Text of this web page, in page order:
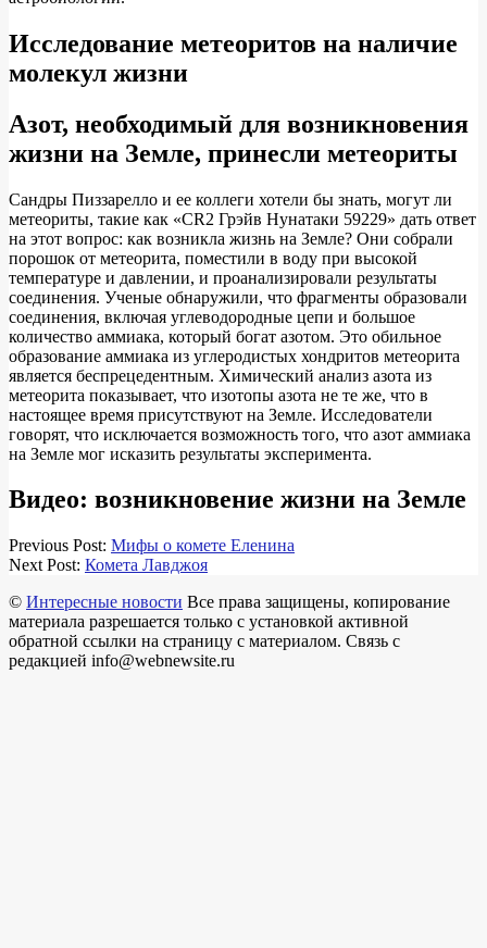
Исследование метеоритов на наличие
молекул жизни
Азот, необходимый для возникновения
жизни на Земле, принесли метеориты
Сандры Пиззарелло и ее коллеги хотели бы знать, могут ли
метеориты, такие как «CR2 Грэйв Нунатаки 59229» дать ответ
на этот вопрос: как возникла жизнь на Земле? Они собрали
порошок от метеорита, поместили в воду при высокой
температуре и давлении, и проанализировали результаты
соединения. Ученые обнаружили, что фрагменты образовали
соединения, включая углеводородные цепи и большое
количество аммиака, который богат азотом. Это обильное
образование аммиака из углеродистых хондритов метеорита
является беспрецедентным. Химический анализ азота из
метеорита показывает, что изотопы азота не те же, что в
настоящее время присутствуют на Земле. Исследователи
говорят, что исключается возможность того, что азот аммиака
на Земле мог исказить результаты эксперимента.
Видео: возникновение жизни на Земле
2018-
03-
Previous Post: Мифы о комете Еленина
Next Post: Комета Лавджоя
© Интересные новости Все права защищены, копирование
материала разрешается только с установкой активной
обратной ссылки на страницу с материалом. Связь с
редакцией info@webnewsite.ru